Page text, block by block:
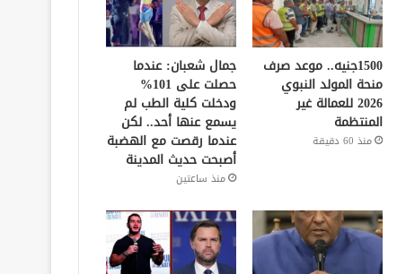
1500جنيه.. موعد صرف
منحة المولد النبوي
2026 للعمالة غير
المنتظمة
منذ 60 دقيقة
جمال شعبان: عندما
حصلت على 101%
ودخلت كلية الطب لم
يسمع عنها أحد.. لكن
عندما رقصت مع الهضبة
أصبحت حديث المدينة
منذ ساعتين